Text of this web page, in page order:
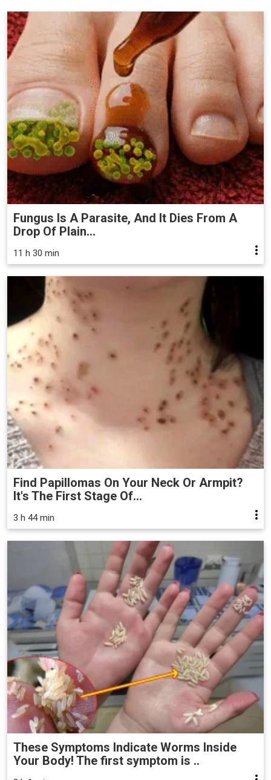
Fungus Is A Parasite, And It Dies From A
Drop Of Plain...
11 h 30 min
Find Papillomas On Your Neck Or Armpit?
It's The First Stage Of...
3 h 44 min
These Symptoms Indicate Worms Inside
Your Body! The first symptom is ..